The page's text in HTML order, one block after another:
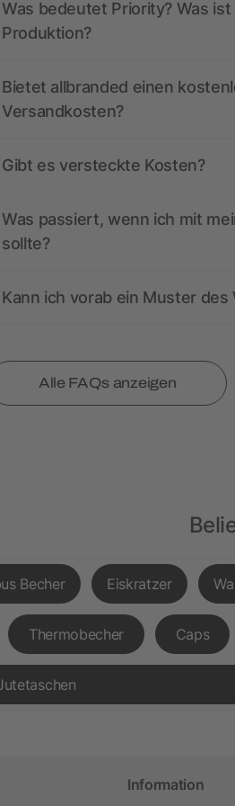
Was bedeutet Priority? Was
Produktion?
Bietet allbranded einen
Versandkosten?
Gibt es versteckte Kosten?
Was passiert, wenn ich mit
sollte?
Kann ich vorab ein Muster
Alle FAQs anzeigen
Becher Eiskratzer
Thermobecher Caps
Information